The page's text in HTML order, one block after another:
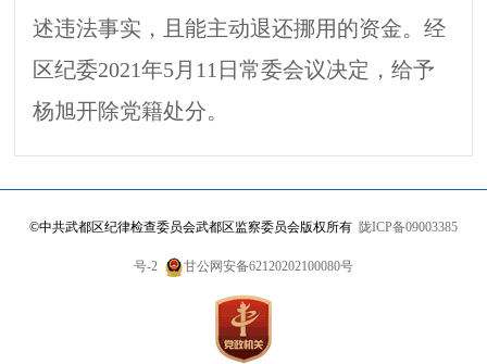
述违法事实，且能主动退还挪用的资金。经
区纪委2021年5月11日常委会议决定，给予
杨旭开除党籍处分。
©中共武都区纪律检查委员会武都区监察委员会版权所有 陇ICP备09003385
号-2 甘公网安备62120202100080号